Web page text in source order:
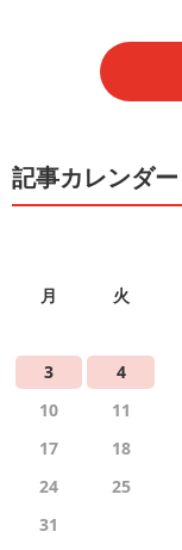
記事カレンダー
月 火
3
4
10
11
17
18
24
25
31